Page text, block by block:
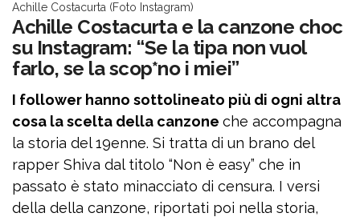
Achille Costacurta (Foto Instagram)
Achille Costacurta e la canzone choc
su Instagram: “Se la tipa non vuol
farlo, se la scop*no i miei”
I follower hanno sottolineato più di ogni altra
cosa la scelta della canzone che accompagna
la storia del 19enne. Si tratta di un brano del
rapper Shiva dal titolo “Non è easy” che in
passato è stato minacciato di censura. I versi
della della canzone, riportati poi nella storia,